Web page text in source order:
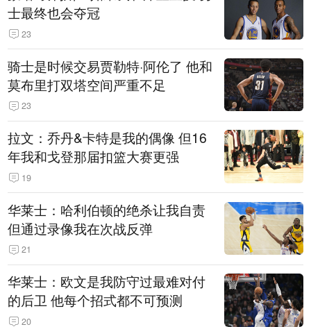
士最终也会夺冠
23
骑士是时候交易贾勒特·阿伦了 他和
莫布里打双塔空间严重不足
23
拉文：乔丹&卡特是我的偶像 但16
年我和戈登那届扣篮大赛更强
19
华莱士：哈利伯顿的绝杀让我自责
但通过录像我在次战反弹
21
华莱士：欧文是我防守过最难对付
的后卫 他每个招式都不可预测
20